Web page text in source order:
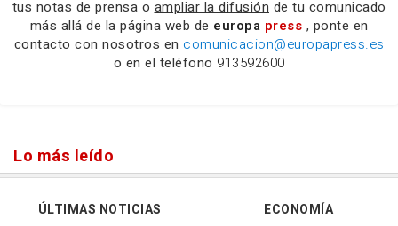
tus notas de prensa o ampliar la difusión de tu comunicado
más allá de la página web de europa press , ponte en
contacto con nosotros en comunicacion@europapress.es
o en el teléfono 913592600
Lo más leído
ÚLTIMAS NOTICIAS
ECONOMÍA